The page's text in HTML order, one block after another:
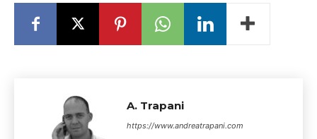
A. Trapani
https://www.andreatrapani.com